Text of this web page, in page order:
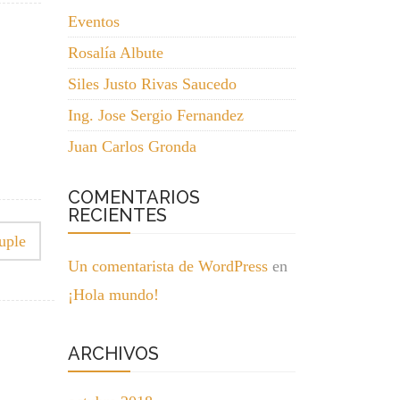
Eventos
Rosalía Albute
Siles Justo Rivas Saucedo
Ing. Jose Sergio Fernandez
Juan Carlos Gronda
COMENTARIOS
RECIENTES
Un comentarista de WordPress en
¡Hola mundo!
ARCHIVOS